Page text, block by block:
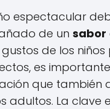
espectacular
de un sabor
de los
es
que también
adultos. La clave